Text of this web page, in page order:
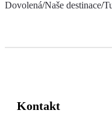
Dovolená/Naše destinace/
Kontakt